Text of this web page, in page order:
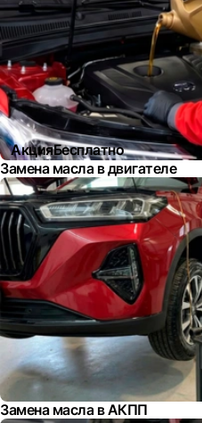
АкцияБесплатно
Замена масла в двигателе
Замена масла в АКПП